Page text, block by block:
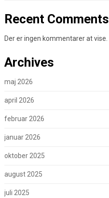
Recent Comments
Der er ingen kommentarer at vise.
Archives
maj 2026
april 2026
februar 2026
januar 2026
oktober 2025
august 2025
juli 2025